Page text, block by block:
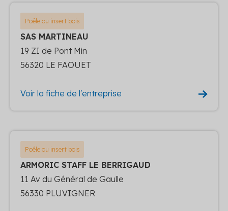
Poêle ou insert bois
SAS MARTINEAU
19 ZI de Pont Min
56320 LE FAOUET
Voir la fiche de l'entreprise
Poêle ou insert bois
ARMORIC STAFF LE BERRIGAUD
11 Av du Général de Gaulle
56330 PLUVIGNER